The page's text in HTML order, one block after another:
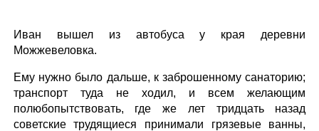
Иван вышел из автобуса у края деревни
Можжевеловка.
Ему нужно было дальше, к заброшенному санаторию;
транспорт туда не ходил, и всем желающим
полюбопытствовать, где же лет тридцать назад
советские трудящиеся принимали грязевые ванны,